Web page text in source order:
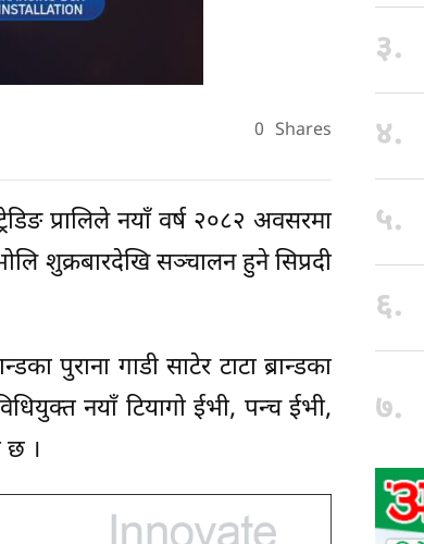
0 Shares
प्रालिले नयाँ वर्ष २०८२ अवसरमा
शुक्रबारदेखि सञ्चालन हुने सिप्रदी
पुराना गाडी साटेर टाटा ब्रान्डका
नयाँ टियागो ईभी, पन्च ईभी,
छ ।
३.
४.
५.
६.
७.